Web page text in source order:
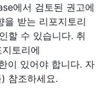
에서 검토된 권고에
을 받는 리포지토리
할 수 있습니다. 취
토리에
이 있어야 합니다. 자
참조하세요.